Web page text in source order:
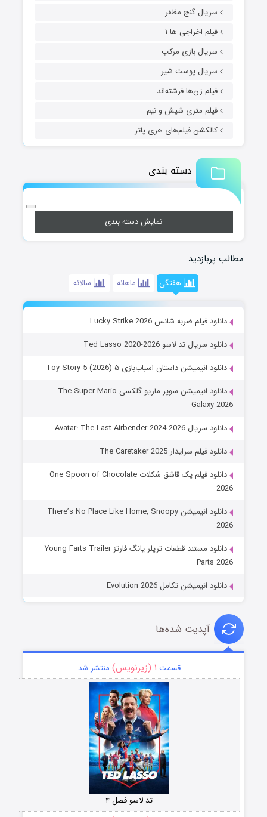
سریال گنج مظفر
فیلم اخراجی ها ۱
سریال بازی مرکب
سریال پوست شیر
فیلم زن‌ها فرشته‌اند
فیلم متری شیش و نیم
کالکشن فیلم‌های هری پاتر
دسته بندی
نمایش دسته بندی
مطالب پربازدید
هفتگی ماهانه سالانه
دانلود فیلم ضربه شانس Lucky Strike 2026
دانلود سریال تد لاسو Ted Lasso 2020-2026
دانلود انیمیشن داستان اسباب‌بازی ۵ Toy Story 5 (2026)
دانلود انیمیشن سوپر ماریو گلکسی The Super Mario
Galaxy 2026
دانلود سریال Avatar: The Last Airbender 2024-2026
دانلود فیلم سرایدار The Caretaker 2025
دانلود فیلم یک قاشق شکلات One Spoon of Chocolate
2026
دانلود انیمیشن There’s No Place Like Home, Snoopy
2026
دانلود مستند قطعات تریلر یانگ فارتز Young Farts Trailer
Parts 2026
دانلود انیمیشن تکامل Evolution 2026
آپدیت شده‌ها
قسمت ۱ (زیرنویس) منتشر شد
تد لاسو فصل ۴